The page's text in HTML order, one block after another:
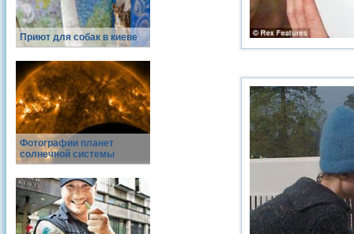
Приют для собак в киеве
Фотографии планет
солнечной системы